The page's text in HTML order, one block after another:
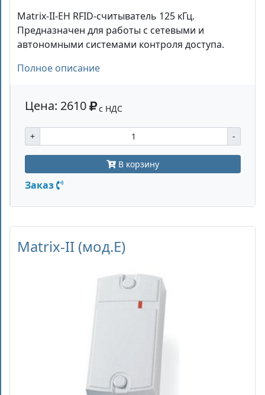
Matrix-II-EH RFID-считыватель 125 кГц.
Предназначен для работы с сетевыми и
автономными системами контроля доступа.
Полное описание
Цена: 2610 с НДС
+ -
В корзину
Заказ
Matrix-II (мод.E)